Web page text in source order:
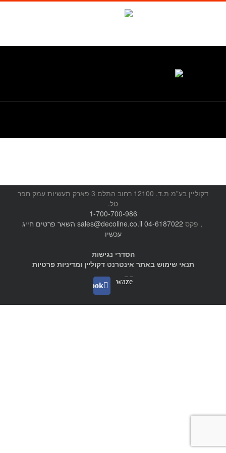
דלג
דקוליין בע"מ ת.ד. 12100 רחוב התלם 3 פארק תעשיות עמק חפר
טל.
1-700-700-986
, פקס 04-6187022
sales@decoline.co.il השאר פרטים חייג
עכשיו
הסדרי נגישות
תנאי שימוש באתר אינטרנט דקוליין ומדיניות פרטיות
Waze
facebook